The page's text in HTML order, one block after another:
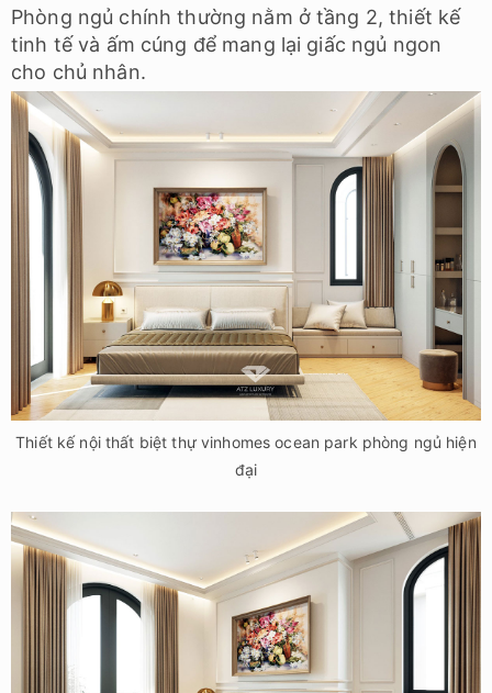
Phòng ngủ chính thường nằm ở tầng 2, thiết kế
tinh tế và ấm cúng để mang lại giấc ngủ ngon
cho chủ nhân.
Thiết kế nội thất biệt thự vinhomes ocean park phòng ngủ hiện
đại